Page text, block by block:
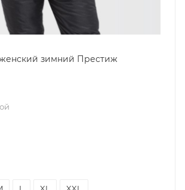
зимний Престиж